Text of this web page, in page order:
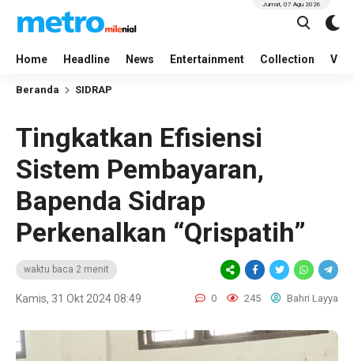
Home Headline News Entertainment Collection
Jumat, 07 Agu 2026
Beranda SIDRAP
Tingkatkan Efisiensi
Sistem Pembayaran,
Bapenda Sidrap
Perkenalkan “Qrispatih”
waktu baca 2 menit
Kamis, 31 Okt 2024 08:49 0 245 Bahri Layya